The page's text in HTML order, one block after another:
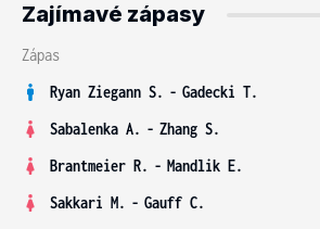
Zajímavé zápasy
Zápas
Ryan Ziegann S. - Gadecki T.
Sabalenka A. - Zhang S.
Brantmeier R. - Mandlik E.
Sakkari M. - Gauff C.